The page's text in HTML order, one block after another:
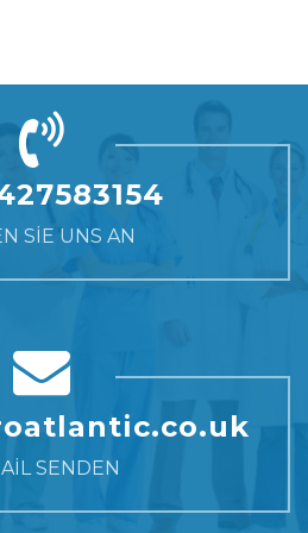
unsere Patienten wünschen.
SIE UNS AN
SENDEN